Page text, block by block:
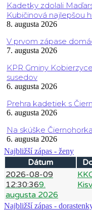
Kadetky zdolali
Kubičinová najlepšou
8. augusta 2026
V prvom zápase
7. augusta 2026
KPR Gminy
susedov
6. augusta 2026
Prehra kadetiek s
6. augusta 2026
Na skúške
6. augusta 2026
Najbližší zápas - ženy
Dátum
2026-08-09
12:30:369.
augusta 2026
Najbližší zápas -